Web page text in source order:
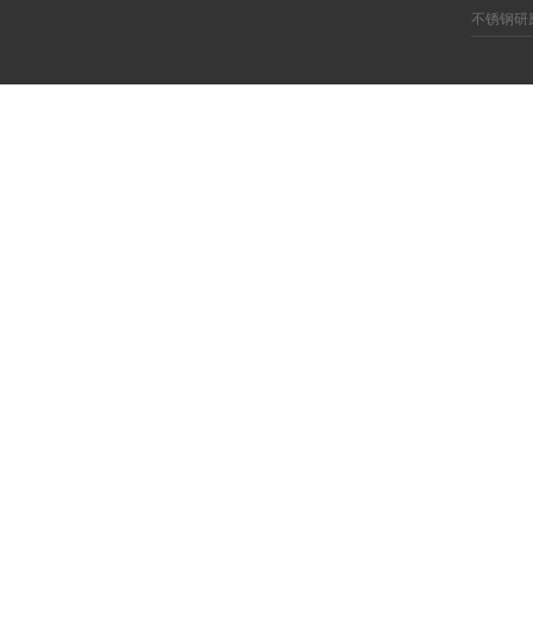
不锈钢研